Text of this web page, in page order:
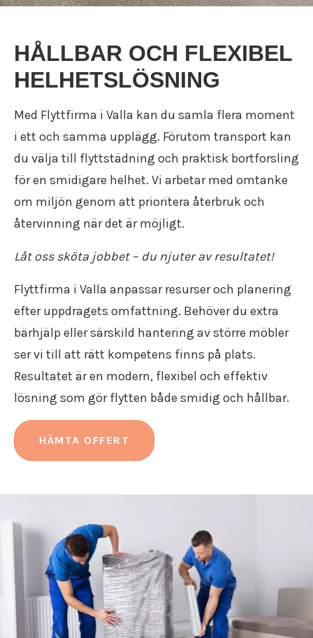
HÅLLBAR OCH FLEXIBEL
HELHETSLÖSNING
Med Flyttfirma i Valla kan du samla flera moment
i ett och samma upplägg. Förutom transport kan
du välja till flyttstädning och praktisk bortforsling
för en smidigare helhet. Vi arbetar med omtanke
om miljön genom att prioritera återbruk och
återvinning när det är möjligt.
Låt oss sköta jobbet – du njuter av resultatet!
Flyttfirma i Valla anpassar resurser och planering
efter uppdragets omfattning. Behöver du extra
bärhjälp eller särskild hantering av större möbler
ser vi till att rätt kompetens finns på plats.
Resultatet är en modern, flexibel och effektiv
lösning som gör flytten både smidig och hållbar.
HÄMTA OFFERT